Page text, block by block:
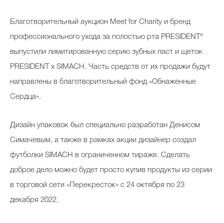
Благотворительный аукцион Meet for Charity и бренд
профессионального ухода за полостью рта PRESIDENT®
выпустили лимитированную серию зубных паст и щеток
PRESIDENT x SIMACH. Часть средств от их продажи будут
направлены в благотворительный фонд «Обнаженные
Сердца».
Дизайн упаковок был специально разработан Денисом
Симачевым, а также в рамках акции дизайнер создал
футболки SIMACH в ограниченном тираже. Сделать
доброе дело можно будет просто купив продукты из серии
в торговой сети «Перекресток» с 24 октября по 23
декабря 2022.